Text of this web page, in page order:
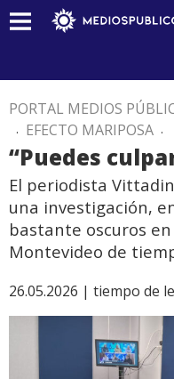
PORTAL MEDIOS
. EFECTO MARIPOSA .
“Puedes
El periodista
una investigación,
bastante oscuros
Montevideo de
26.05.2026 | tiempo de